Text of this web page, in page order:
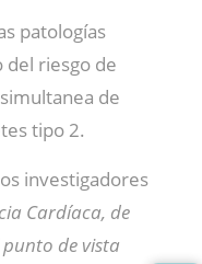
patologías
del riesgo de
de
tipo 2.
investigadores
Cardíaca, de
de vista